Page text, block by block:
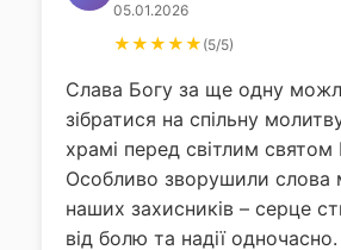
05.01.2026
★★★★★ (5/5)
Слава Богу за ще одну
зібратися на спільну
храмі перед світлим святом
Особливо зворушили слова
наших захисників – серце
від болю та надії